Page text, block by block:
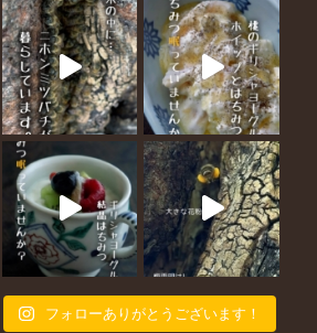
フォローありがとうございます！